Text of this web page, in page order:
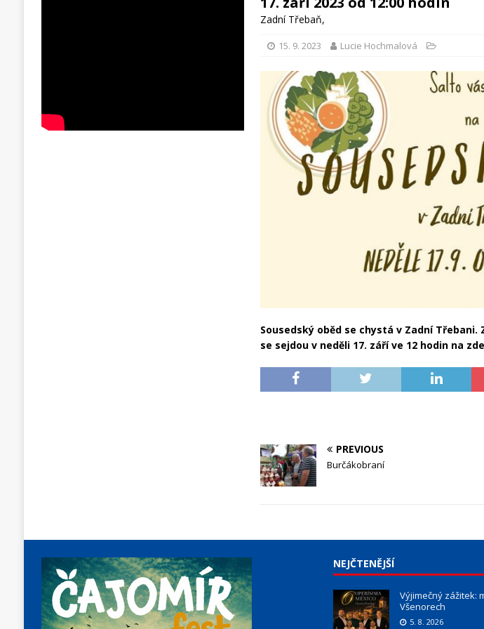
Zadní Třebaň,
15. 9. 2023 Lucie Hochmalová
Sousedský oběd se chystá v Zadní
se sejdou v neděli 17. září ve 12 hodin na
PREVIOUS
Burčákobraní
NEJČTENĚJŠÍ
Výjimečný zážitek:
Všenorech
5. 8. 2026